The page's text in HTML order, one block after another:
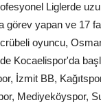
Liglerde
görev yapan ve 17
oyuncu,
Kocaelispor'da
İzmit BB,
Mediyeköyspor,